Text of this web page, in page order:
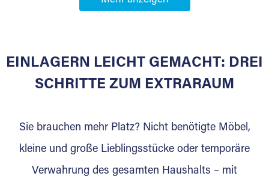
Werden Sie Extraraum Partner in
Sie bieten Kunden Lagerraum zur Miete, der
für die Einlagerung von Umzugsgut gebaut
Lagerkunden und Vermietungen.
Ihre Vorteile als Extraraum Partner:
Marktgerechte Preise
EINLAGERN LEICHT GEMACHT: DREI
SCHRITTE ZUM EXTRARAUM
Sie brauchen mehr Platz? Nicht benötigte Möbel,
kleine und große Lieblingsstücke oder temporäre
Verwahrung des gesamten Haushalts – mit